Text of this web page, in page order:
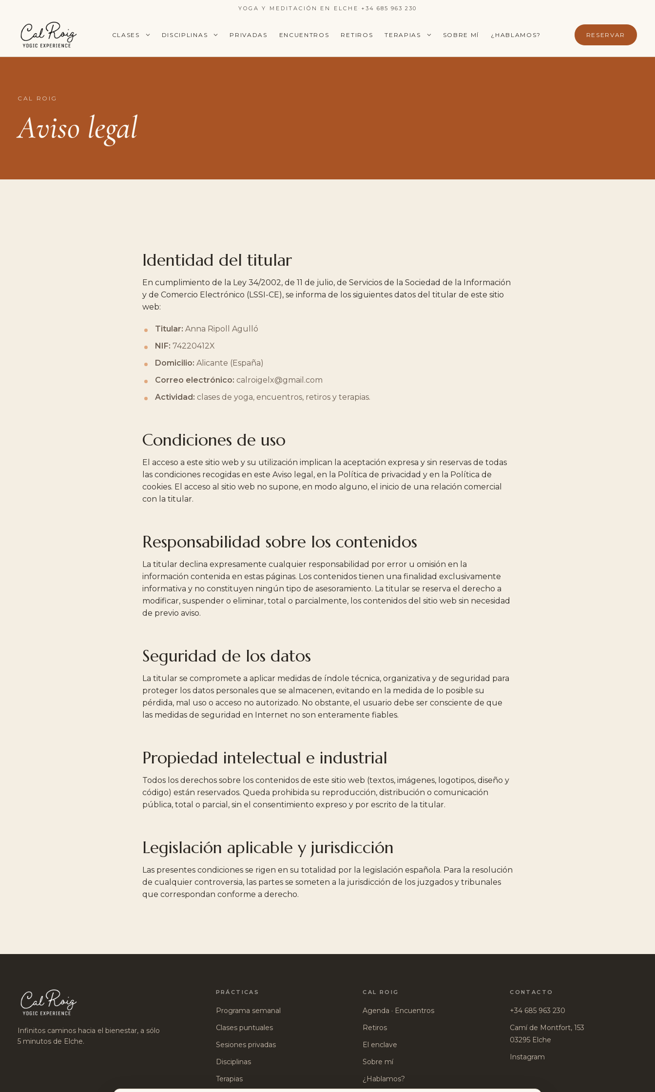
YOGA Y MEDITACIÓN EN ELCHE · +34 685 963 230
CLASES DISCIPLINAS PRIVADAS ENCUENTROS RETIROS TERAPIAS SOBRE MÍ ¿HABLAMOS? RESERVAR
CAL ROIG
Aviso legal
Identidad del titular
En cumplimiento de la Ley 34/2002, de 11 de julio, de Servicios de la Sociedad de la Información
y de Comercio Electrónico (LSSI-CE), se informa de los siguientes datos del titular de este sitio
web:
Titular: Anna Ripoll Agulló
NIF: 74220412X
Domicilio: Alicante (España)
Correo electrónico: calroigelx@gmail.com
Actividad: clases de yoga, encuentros, retiros y terapias.
Condiciones de uso
El acceso a este sitio web y su utilización implican la aceptación expresa y sin reservas de todas
las condiciones recogidas en este Aviso legal, en la Política de privacidad y en la Política de
cookies. El acceso al sitio web no supone, en modo alguno, el inicio de una relación comercial
con la titular.
Responsabilidad sobre los contenidos
La titular declina expresamente cualquier responsabilidad por error u omisión en la
información contenida en estas páginas. Los contenidos tienen una finalidad exclusivamente
informativa y no constituyen ningún tipo de asesoramiento. La titular se reserva el derecho a
modificar, suspender o eliminar, total o parcialmente, los contenidos del sitio web sin necesidad
de previo aviso.
Seguridad de los datos
La titular se compromete a aplicar medidas de índole técnica, organizativa y de seguridad para
proteger los datos personales que se almacenen, evitando en la medida de lo posible su
pérdida, mal uso o acceso no autorizado. No obstante, el usuario debe ser consciente de que
las medidas de seguridad en Internet no son enteramente fiables.
Propiedad intelectual e industrial
Todos los derechos sobre los contenidos de este sitio web (textos, imágenes, logotipos, diseño y
código) están reservados. Queda prohibida su reproducción, distribución o comunicación
pública, total o parcial, sin el consentimiento expreso y por escrito de la titular.
Legislación aplicable y jurisdicción
Las presentes condiciones se rigen en su totalidad por la legislación española. Para la resolución
de cualquier controversia, las partes se someten a la jurisdicción de los juzgados y tribunales
que correspondan conforme a derecho.
Infinitos caminos hacia el bienestar, a sólo
5 minutos de Elche.
PRÁCTICAS
Programa semanal
Clases puntuales
Sesiones privadas
Disciplinas
Terapias
CAL ROIG
Agenda · Encuentros
Retiros
El enclave
Sobre mí
¿Hablamos?
CONTACTO
+34 685 963 230
Camí de Montfort, 153
03295 Elche
Instagram